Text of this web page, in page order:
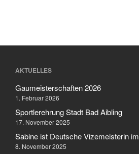
AKTUELLES
Gaumeisterschaften 2026
1. Februar 2026
Sportlerehrung Stadt Bad Aibling
17. November 2025
Sabine ist Deutsche Vizemeisterin
8. November 2025